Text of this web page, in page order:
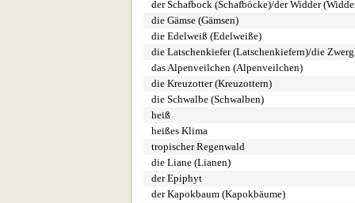
der Schafbock (Schafböcke)/der Widder
die Gämse (Gämsen)
die Edelweiß (Edelweiße)
die Latschenkiefer (Latschenkiefern)/die
das Alpenveilchen (Alpenveilchen)
die Kreuzotter (Kreuzottern)
die Schwalbe (Schwalben)
heiß
heißes Klima
tropischer Regenwald
die Liane (Lianen)
der Epiphyt
der Kapokbaum (Kapokbäume)